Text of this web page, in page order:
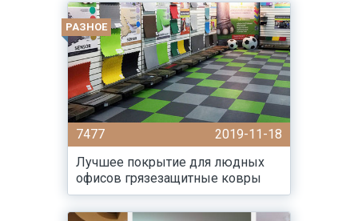
РАЗНОЕ
7477
2019-11-18
Лучшее покрытие для людных
офисов грязезащитные ковры